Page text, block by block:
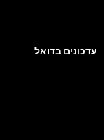
עדכונים בדואל